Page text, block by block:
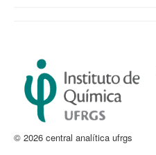
© 2026 central analítica ufrgs